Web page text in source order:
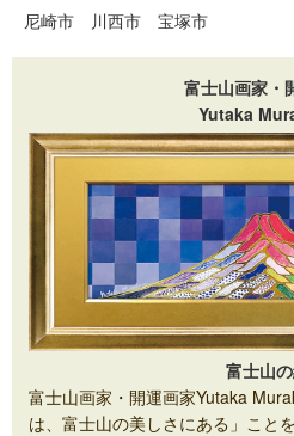
尼崎市 川西市 宝塚市
富士山画家・
Yutaka
富士山
富士山画家・開運画家Yutaka
は、富士山の美しさにある」こと